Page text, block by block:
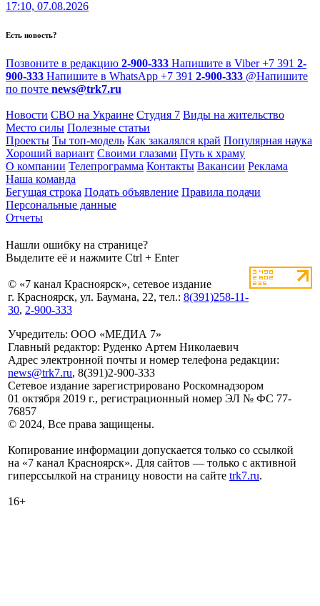
17:10, 07.08.2026
Есть новость?
Позвоните в редакцию 2-900-333 Напишите в Viber +7 391 2-
900-333 Напишите в WhatsApp +7 391 2-900-333 @Напишите
по почте news@trk7.ru
Новости СВО на Украине Студия 7 Виды на жительство
Место силы Полезные статьи
Проекты Ты топ-модель Как закалялся край Популярная наука
Хороший вариант Своими глазами Путь к храму
О компании Телепрограмма Контакты Вакансии Реклама
Наша команда
Бегущая строка Подать объявление Правила подачи
Персональные данные
Отчеты
Нашли ошибку на странице?
Выделите её и нажмите Ctrl + Enter
© «7 канал Красноярск», сетевое издание
г. Красноярск, ул. Баумана, 22, тел.: 8(391)258-11-
30, 2-900-333
Учредитель: ООО «МЕДИА 7»
Главный редактор: Руденко Артем Николаевич
Адрес электронной почты и номер телефона редакции:
news@trk7.ru, 8(391)2-900-333
Сетевое издание зарегистрировано Роскомнадзором
01 октября 2019 г., регистрационный номер ЭЛ № ФС 77-
76857
© 2024, Все права защищены.
Копирование информации допускается только со ссылкой
на «7 канал Красноярск». Для сайтов — только с активной
гиперссылкой на страницу новости на сайте trk7.ru.
16+